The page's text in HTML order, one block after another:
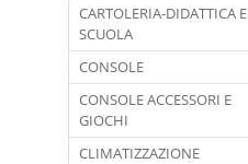
CARTOLERIA-DIDATTICA E
SCUOLA
CONSOLE
CONSOLE ACCESSORI E
GIOCHI
CLIMATIZZAZIONE